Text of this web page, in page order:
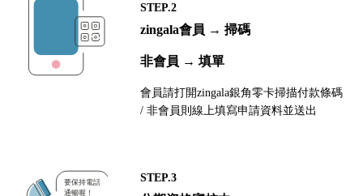
STEP.2
zingala會員 → 掃碼
非會員 → 填單
會員請打開zingala銀角零卡掃描付款條碼
/ 非會員則線上填寫申請資料並送出
STEP.3